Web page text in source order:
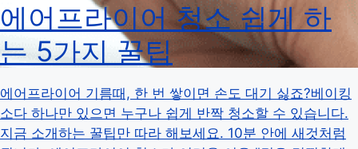
에어프라이어 청소 쉽게 하
는 5가지 꿀팁
에어프라이어 기름때, 한 번 쌓이면 손도 대기 싫죠?베이킹
소다 하나만 있으면 누구나 쉽게 반짝 청소할 수 있습니다.
지금 소개하는 꿀팁만 따라 해보세요. 10분 안에 새것처럼